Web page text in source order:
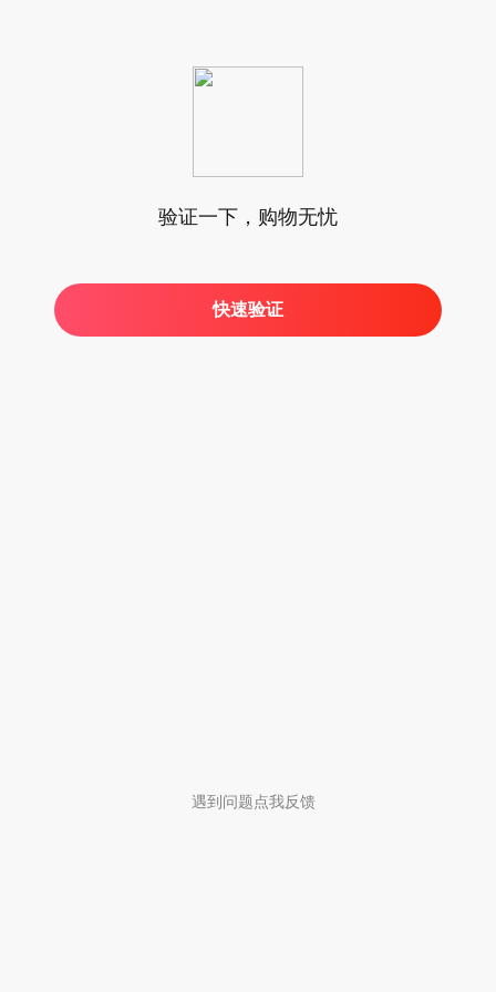
验证一下，购物无忧
快速验证
遇到问题点我反馈